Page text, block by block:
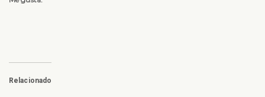
Relacionado